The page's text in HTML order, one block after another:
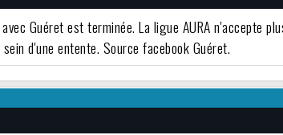
Guéret est terminée. La ligue AURA n'accepte
d'une entente. Source facebook Guéret.